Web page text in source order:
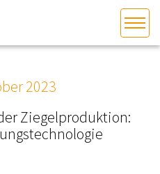
2023
Ziegelproduktion: